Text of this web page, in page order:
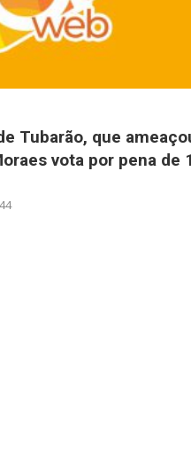
Tubarão, que
vota por pena de